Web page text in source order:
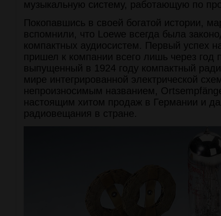
музыкальную систему, работающую по
Покопавшись в своей богатой истории,
вспомнили, что Loewe всегда была
компактных аудиосистем. Первый успех
пришел к компании всего лишь через год
выпущенный в 1924 году компактный
мире интегрированной электрической
непроизносимым названием,
настоящим хитом продаж в Германии и
радиовещания в стране.